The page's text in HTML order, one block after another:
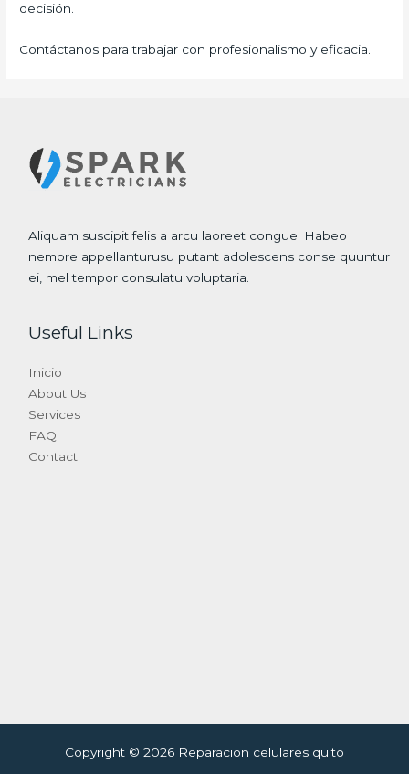
decisión.
Contáctanos para trabajar con profesionalismo y eficacia.
Aliquam suscipit felis a arcu laoreet congue. Habeo
nemore appellanturusu putant adolescens conse quuntur
ei, mel tempor consulatu voluptaria.
Useful Links
Inicio
About Us
Services
FAQ
Contact
Copyright © 2026 Reparacion celulares quito